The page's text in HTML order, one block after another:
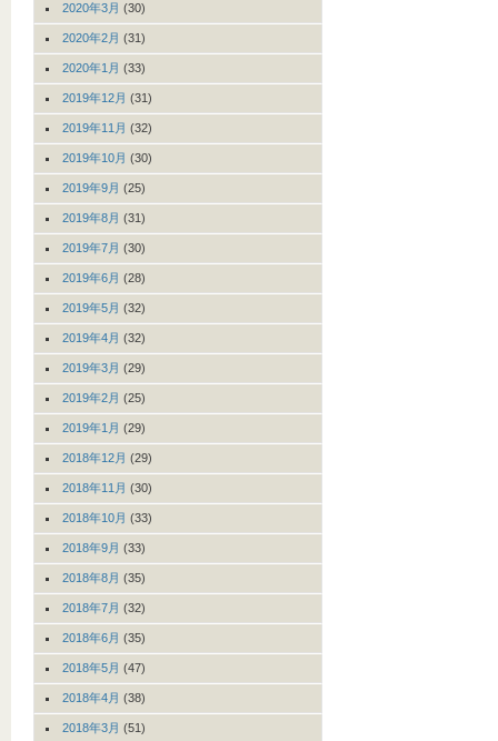
2020年3月 (30)
2020年2月 (31)
2020年1月 (33)
2019年12月 (31)
2019年11月 (32)
2019年10月 (30)
2019年9月 (25)
2019年8月 (31)
2019年7月 (30)
2019年6月 (28)
2019年5月 (32)
2019年4月 (32)
2019年3月 (29)
2019年2月 (25)
2019年1月 (29)
2018年12月 (29)
2018年11月 (30)
2018年10月 (33)
2018年9月 (33)
2018年8月 (35)
2018年7月 (32)
2018年6月 (35)
2018年5月 (47)
2018年4月 (38)
2018年3月 (51)